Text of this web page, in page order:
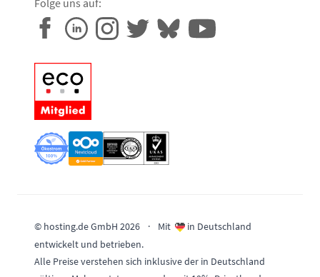
© hosting.de GmbH 2026 · Mit
in Deutschland
entwickelt und betrieben.
Alle Preise verstehen sich inklusive der in Deutschland